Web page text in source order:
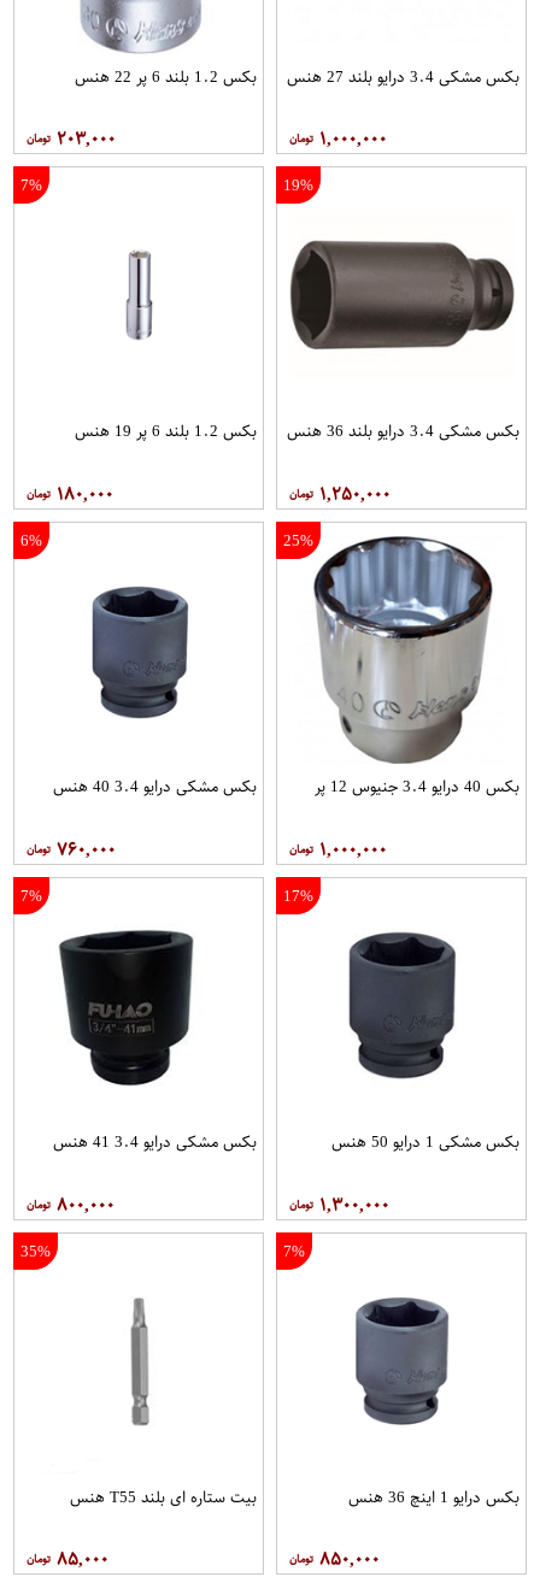
بکس مشکی 3.4 درایو بلند 27 هنس
۱,۰۰۰,۰۰۰
بکس 1.2 بلند 6 پر 22 هنس
۲۰۳,۰۰۰
19%
بکس مشکی 3.4 درایو بلند 36 هنس
۱,۲۵۰,۰۰۰
7%
بکس 1.2 بلند 6 پر 19 هنس
۱۸۰,۰۰۰
25%
بکس 40 درایو 3.4 جنیوس 12 پر
۱,۰۰۰,۰۰۰
6%
بکس مشکی درایو 3.4 40 هنس
۷۶۰,۰۰۰
17%
بکس مشکی 1 درایو 50 هنس
۱,۳۰۰,۰۰۰
7%
بکس مشکی درایو 3.4 41 هنس
۸۰۰,۰۰۰
7%
بکس درایو 1 اینچ 36 هنس
۸۵۰,۰۰۰
35%
بیت ستاره ای بلند T55 هنس
۸۵,۰۰۰